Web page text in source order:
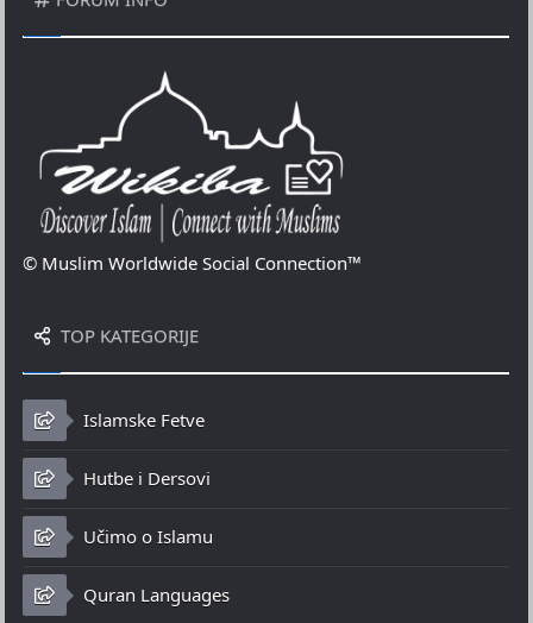
© Muslim Worldwide Social Connection™
TOP KATEGORIJE
Islamske Fetve
Hutbe i Dersovi
Učimo o Islamu
Quran Languages